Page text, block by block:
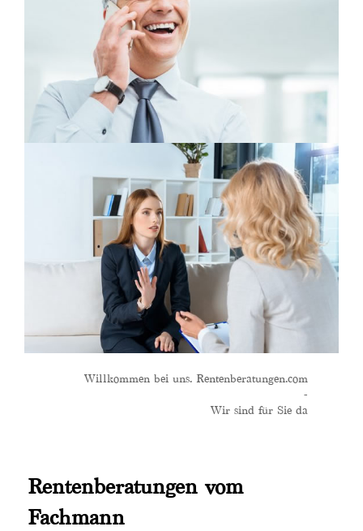
Willkommen bei uns. Rentenberatungen.com
-
Wir sind für Sie da
Rentenberatungen vom
Fachmann